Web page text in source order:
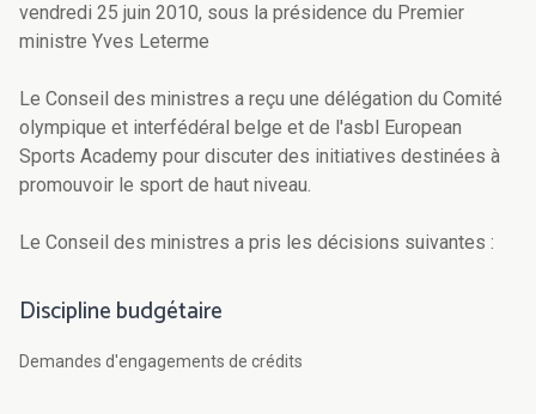
vendredi 25 juin 2010, sous la présidence du Premier
ministre Yves Leterme
Le Conseil des ministres a reçu une délégation du Comité
olympique et interfédéral belge et de l'asbl European
Sports Academy pour discuter des initiatives destinées à
promouvoir le sport de haut niveau.
Le Conseil des ministres a pris les décisions suivantes :
Discipline budgétaire
Demandes d'engagements de crédits